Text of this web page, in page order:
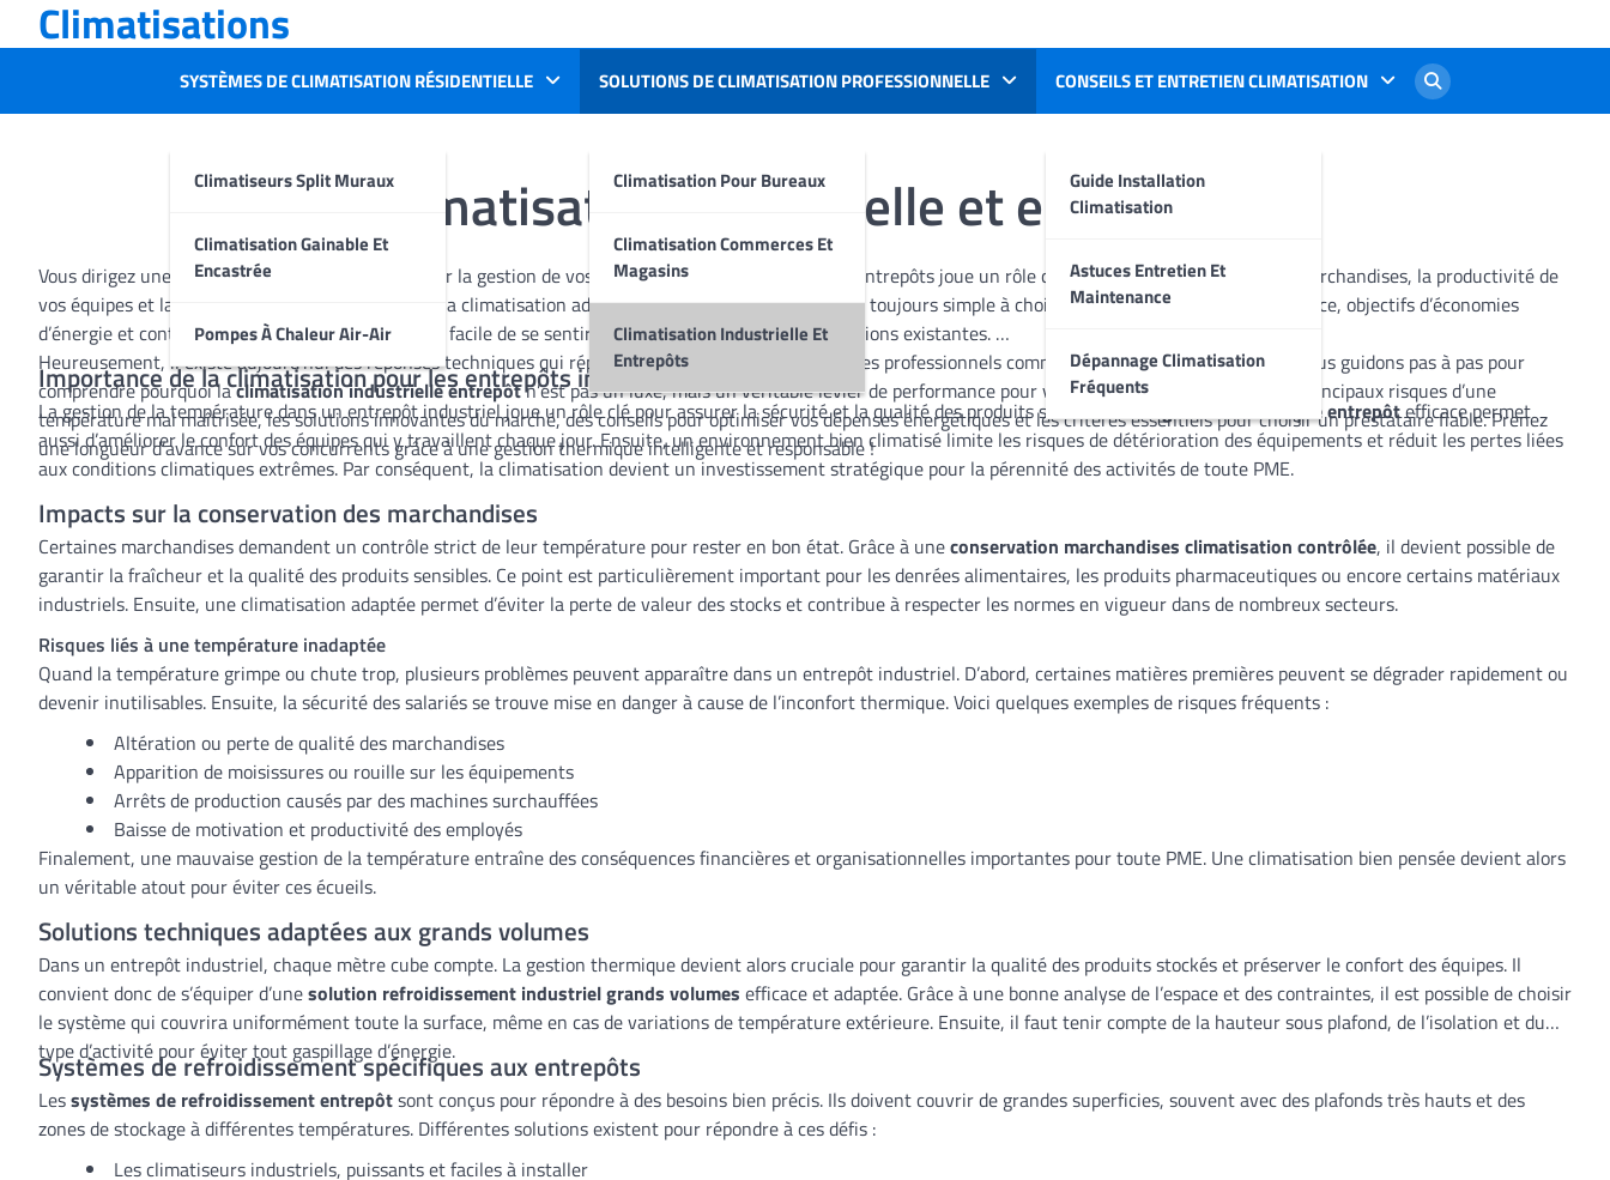
to
Climatisations
SYSTÈMES DE CLIMATISATION RÉSIDENTIELLE
Climatiseurs Split Muraux
Climatisation Gainable Et
Encastrée
Pompes À Chaleur Air-Air
SOLUTIONS DE CLIMATISATION PROFESSIONNELLE
Climatisation Pour Bureaux
Climatisation Commerces Et
Magasins
Climatisation Industrielle Et
Entrepôts
CONSEILS ET ENTRETIEN CLIMATISATION
Guide Installation
Climatisation
Astuces Entretien Et
Maintenance
Dépannage Climatisation
Fréquents
Climatisation industrielle et entrepôts
Vous dirigez une PME et vous cherchez à améliorer la gestion de vos stocks ? La température de vos entrepôts joue un rôle clé dans la préservation de vos marchandises, la productivité de
vos équipes et la maîtrise de vos coûts. Pourtant, la climatisation adaptée à un grand espace n’est pas toujours simple à choisir. Entre exigences de performance, objectifs d’économies
d’énergie et contraintes environnementales, il est facile de se sentir perdu face aux nombreuses solutions existantes.
Heureusement, il existe aujourd’hui des réponses techniques qui répondent aux besoins spécifiques des professionnels comme vous. Dans cet article, nous vous guidons pas à pas pour
comprendre pourquoi laclimatisation industrielle entrepôtn’est pas un luxe, mais un véritable levier de performance pour votre entreprise. Découvrez les principaux risques d’une
température mal maîtrisée, les solutions innovantes du marché, des conseils pour optimiser vos dépenses énergétiques et les critères essentiels pour choisir un prestataire fiable. Prenez
une longueur d’avance sur vos concurrents grâce à une gestion thermique intelligente et responsable !
Importance de la climatisation pour les entrepôts industriels
La gestion de la température dans un entrepôt industriel joue un rôle clé pour assurer la sécurité et la qualité des produits stockés. Une régulation thermique entrepôtefficace permet
aussi d’améliorer le confort des équipes qui y travaillent chaque jour. Ensuite, un environnement bien climatisé limite les risques de détérioration des équipements et réduit les pertes liées
aux conditions climatiques extrêmes. Par conséquent, la climatisation devient un investissement stratégique pour la pérennité des activités de toute PME.
Impacts sur la conservation des marchandises
Certaines marchandises demandent un contrôle strict de leur température pour rester en bon état. Grâce à uneconservation marchandises climatisation contrôlée, il devient possible de
garantir la fraîcheur et la qualité des produits sensibles. Ce point est particulièrement important pour les denrées alimentaires, les produits pharmaceutiques ou encore certains matériaux
industriels. Ensuite, une climatisation adaptée permet d’éviter la perte de valeur des stocks et contribue à respecter les normes en vigueur dans de nombreux secteurs.
Risques liés à une température inadaptée
Quand la température grimpe ou chute trop, plusieurs problèmes peuvent apparaître dans un entrepôt industriel. D’abord, certaines matières premières peuvent se dégrader rapidement ou
devenir inutilisables. Ensuite, la sécurité des salariés se trouve mise en danger à cause de l’inconfort thermique. Voici quelques exemples de risques fréquents :
Altération ou perte de qualité des marchandises
Apparition de moisissures ou rouille sur les équipements
Arrêts de production causés par des machines surchauffées
Baisse de motivation et productivité des employés
Finalement, une mauvaise gestion de la température entraîne des conséquences financières et organisationnelles importantes pour toute PME. Une climatisation bien pensée devient alors
un véritable atout pour éviter ces écueils.
Solutions techniques adaptées aux grands volumes
Dans un entrepôt industriel, chaque mètre cube compte. La gestion thermique devient alors cruciale pour garantir la qualité des produits stockés et préserver le confort des équipes. Il
convient donc de s’équiper d’unesolution refroidissement industriel grands volumes efficace et adaptée. Grâce à une bonne analyse de l’espace et des contraintes, il est possible de choisir
le système qui couvrira uniformément toute la surface, même en cas de variations de température extérieure. Ensuite, il faut tenir compte de la hauteur sous plafond, de l’isolation et du
type d’activité pour éviter tout gaspillage d’énergie.
Systèmes de refroidissement spécifiques aux entrepôts
Lessystèmes de refroidissement entrepôtsont conçus pour répondre à des besoins bien précis. Ils doivent couvrir de grandes superficies, souvent avec des plafonds très hauts et des
zones de stockage à différentes températures. Différentes solutions existent pour répondre à ces défis :
Les climatiseurs industriels, puissants et faciles à installer